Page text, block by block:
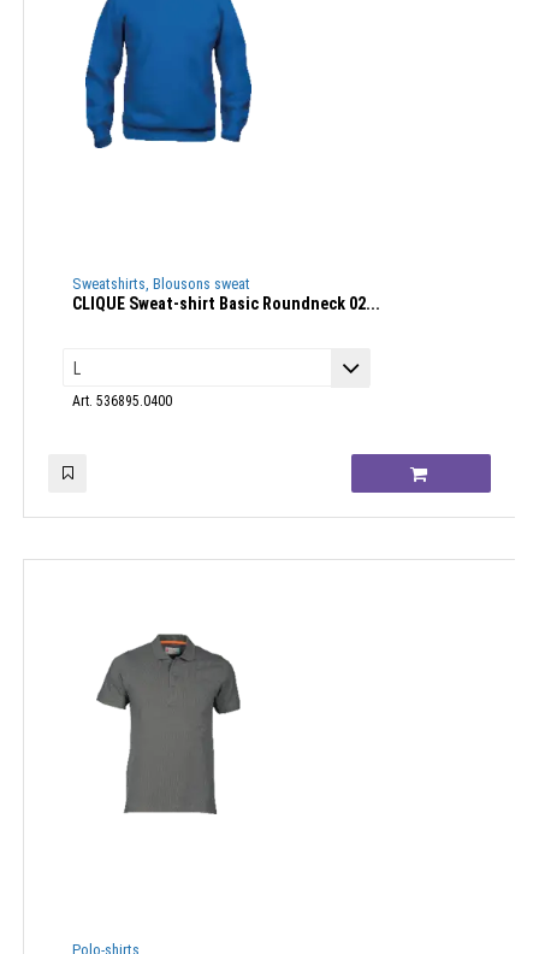
Sweatshirts, Blousons sweat
CLIQUE Sweat-shirt Basic Roundneck 02...
Art. 536895.0400
Polo-shirts